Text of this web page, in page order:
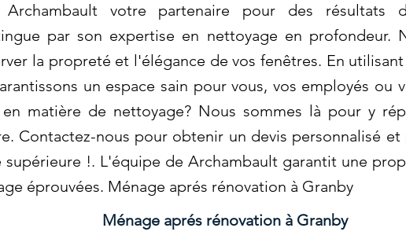
votre partenaire pour des résultats
par son expertise en nettoyage en profondeur.
la propreté et l'élégance de vos fenêtres. En
un espace sain pour vous, vos employés ou
en matière de nettoyage? Nous sommes là pour y
Contactez-nous pour obtenir un devis personnalisé
!. L'équipe de Archambault garantit une
éprouvées. Ménage aprés rénovation à Granby
Ménage aprés rénovation à Granby